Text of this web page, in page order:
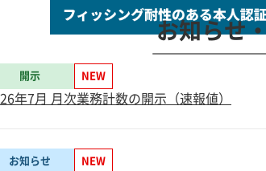
お知らせ
開示 NEW
年7月 月次業務計数の開示（速報値）
お知らせ NEW